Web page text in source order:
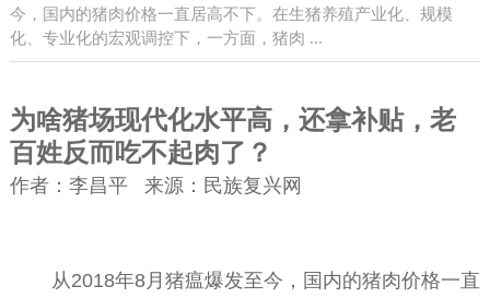
今，国内的猪肉价格一直居高不下。在生猪养殖产业化、规模
化、专业化的宏观调控下，一方面，猪肉 ...
为啥猪场现代化水平高，还拿补贴，老
百姓反而吃不起肉了？
作者： 李昌平 来源：民族复兴网
从2018年8月猪瘟爆发至今，国内的猪肉价格一直